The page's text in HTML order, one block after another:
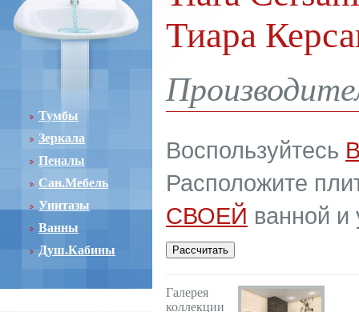
Тумбы
Зеркала
Пеналы
Сан.Мебель
Унитазы
Ванны
Душ.Кабины
Тиара
Воспользуйтесь
Расположите
СВОЕЙ ванной и
Галерея
коллекции